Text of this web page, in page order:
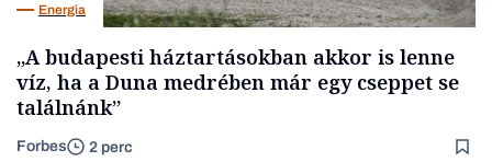
Energia
„A budapesti háztartásokban akkor is lenne
víz, ha a Duna medrében már egy cseppet se
találnánk”
Forbes 2 perc